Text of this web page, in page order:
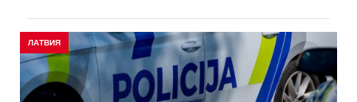
ЛАТВИЯ